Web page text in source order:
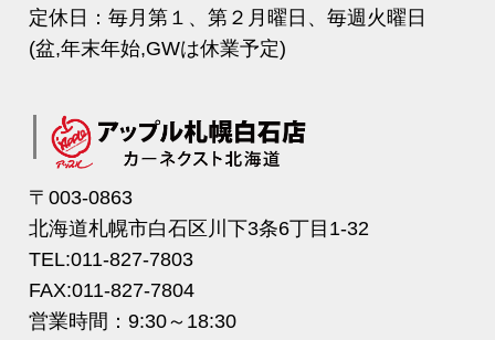
定休日：毎月第１、第２月曜日、毎週火曜日
(盆,年末年始,GWは休業予定)
〒003-0863
北海道札幌市白石区川下3条6丁目1-32
TEL:011-827-7803
FAX:011-827-7804
営業時間：9:30～18:30